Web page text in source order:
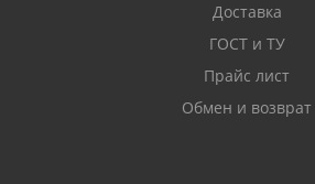
Доставка
ГОСТ и ТУ
Прайс лист
Обмен и возврат